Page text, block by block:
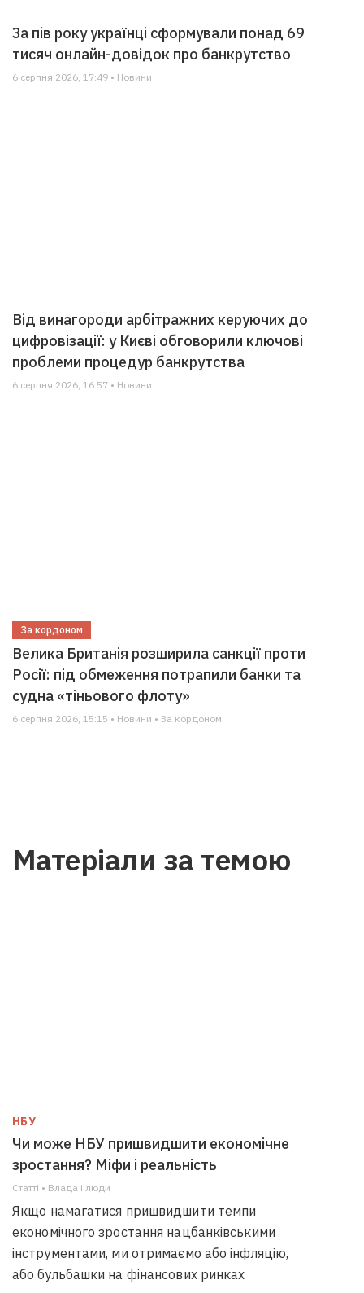
За пів року українці сформували понад 69
тисяч онлайн-довідок про банкрутство
6 серпня 2026, 17:49 • Новини
Від винагороди арбітражних керуючих до
цифровізації: у Києві обговорили ключові
проблеми процедур банкрутства
6 серпня 2026, 16:57 • Новини
За кордоном
Велика Британія розширила санкції проти
Росії: під обмеження потрапили банки та
судна «тіньового флоту»
6 серпня 2026, 15:15 • Новини • За кордоном
Матеріали за темою
НБУ
Чи може НБУ пришвидшити економічне
зростання? Міфи і реальність
Статті • Влада i люди
Якщо намагатися пришвидшити темпи
економічного зростання нацбанківськими
інструментами, ми отримаємо або інфляцію,
або бульбашки на фінансових ринках